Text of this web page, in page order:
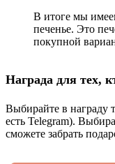
В итоге мы
печенье. Это
покупной
Награда для тех,
Выбирайте в награду
есть Telegram).
сможете забрать